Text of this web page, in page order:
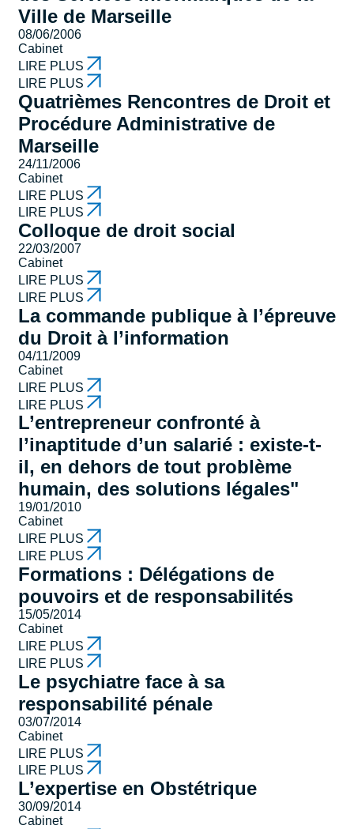
Ville de Marseille
08/06/2006
Cabinet
LIRE PLUS
LIRE PLUS
Quatrièmes Rencontres de Droit et
Procédure Administrative de
Marseille
24/11/2006
Cabinet
LIRE PLUS
LIRE PLUS
Colloque de droit social
22/03/2007
Cabinet
LIRE PLUS
LIRE PLUS
La commande publique à l’épreuve
du Droit à l’information
04/11/2009
Cabinet
LIRE PLUS
LIRE PLUS
L’entrepreneur confronté à
l’inaptitude d’un salarié : existe-t-
il, en dehors de tout problème
humain, des solutions légales"
19/01/2010
Cabinet
LIRE PLUS
LIRE PLUS
Formations : Délégations de
pouvoirs et de responsabilités
15/05/2014
Cabinet
LIRE PLUS
LIRE PLUS
Le psychiatre face à sa
responsabilité pénale
03/07/2014
Cabinet
LIRE PLUS
LIRE PLUS
L’expertise en Obstétrique
30/09/2014
Cabinet